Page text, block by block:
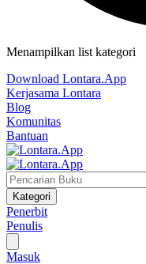
Menampilkan list kategori
Download Lontara.App
Kerjasama Lontara
Blog
Komunitas
Bantuan
Kategori
Penerbit
Penulis
Masuk